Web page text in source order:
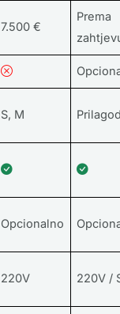
7.500 €
Prema
S, M
Opcionalno
220V 220V /